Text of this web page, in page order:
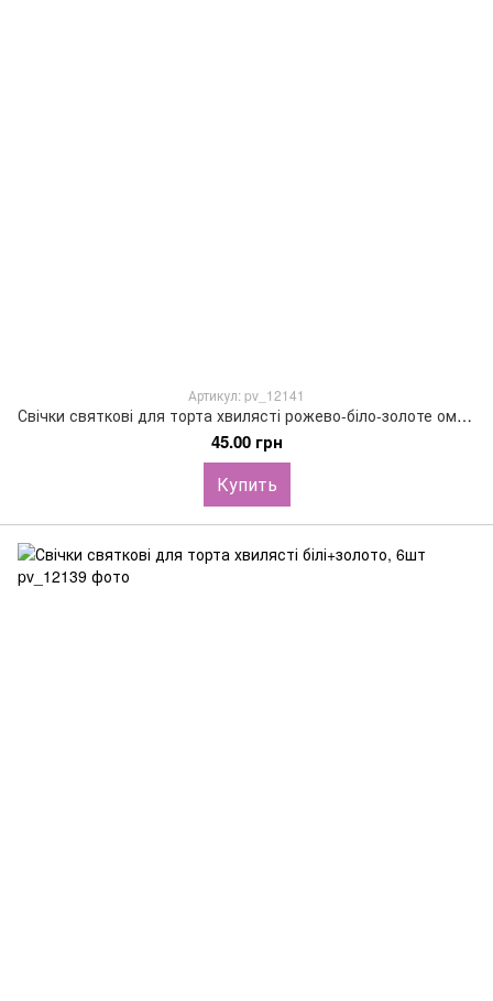
Артикул: pv_12141
Свічки святкові для торта хвилясті рожево-біло-золоте омбре, 6шт
45.00 грн
Купить